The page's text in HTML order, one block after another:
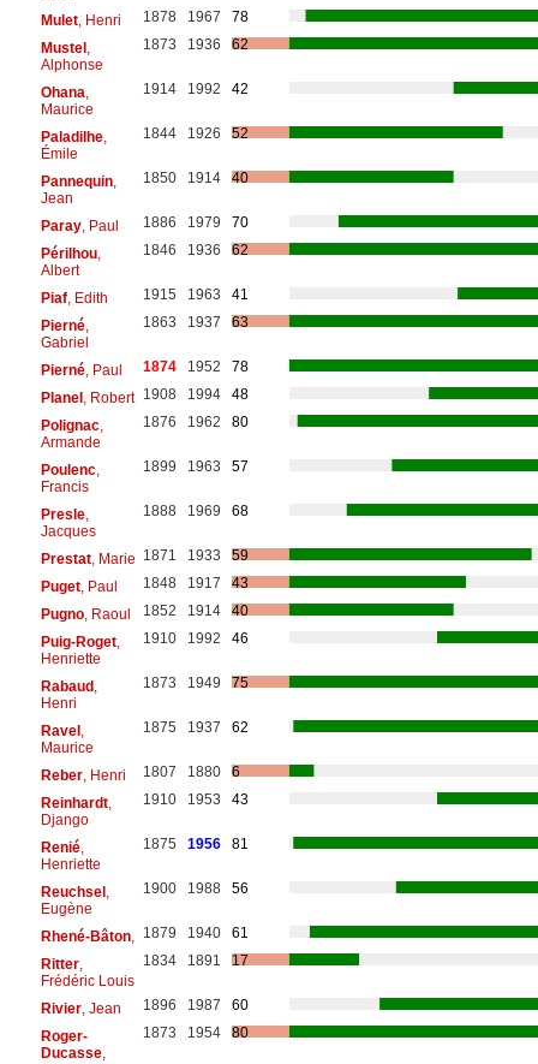
Mulet, Henri 1878 1967
78
Mustel,
Alphonse
1873 1936 62
Ohana
Maurice
1914 1992 42
Paladilhe,
Émile
1844 1926 52
Pannequin,
Jean
1850 1914 40
Paray, Paul 1886 1979
70
Périlhou,
Albert
1846 1936 62
Piaf, Edith 1915 1963
41
Pierné,
Gabriel
1863 1937 63
Pierné, Paul 1874 1952
78
Planel, Robert 1908 1994
48
Polignac,
Armande
1876 1962 80
Poulenc,
Francis
1899 1963 57
Presle,
Jacques
1888 1969 68
Prestat, Marie 1871 1933
59
Puget, Paul 1848 1917
43
Pugno, Raoul 1852 1914
40
Puig-Roget,
Henriette
1910 1992 46
Rabaud,
Henri
1873 1949 75
Ravel,
Maurice
1875 1937 62
Reber, Henri 1807 1880
6
Reinhardt,
Django
1910 1953 43
Renié,
Henriette
1875 1956 81
Reuchsel,
Eugène
1900 1988 56
Rhené-Bâton, 1879 1940
61
Ritter,
Frédéric Louis
1834 1891 17
Rivier, Jean 1896 1987
60
Roger-
Ducasse,
1873 1954 80